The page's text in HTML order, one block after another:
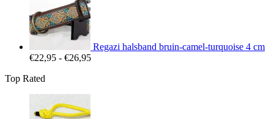
Regazi halsband bruin-camel-turquoise 4 cm
€22,95 - €26,95Prijsklasse:
Top Rated